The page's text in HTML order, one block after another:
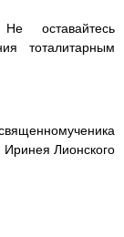
оставайтесь
тоталитарным
Иринея Лионского